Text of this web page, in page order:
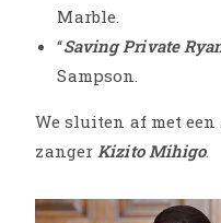
Marble.
“Saving Private
Sampson.
We sluiten af met een
zangerKizito Mihigo.